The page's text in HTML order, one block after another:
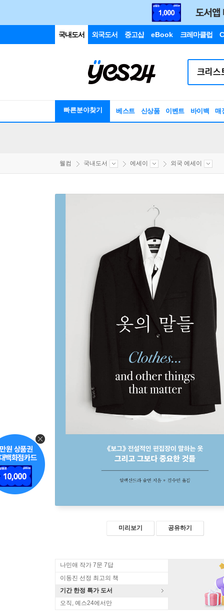
국내도서 외국도서 중고샵 eBook 크레마클럽
빠른분야찾기 베스트 신상품 이벤트 바이백 매
웰컴 국내도서 에세이 외국 에세이
미리보기 공유하기
나민애 작가 7문 7답
이동진 선정 최고의 책
기간 한정 특가 도서
오직, 예스24에서만